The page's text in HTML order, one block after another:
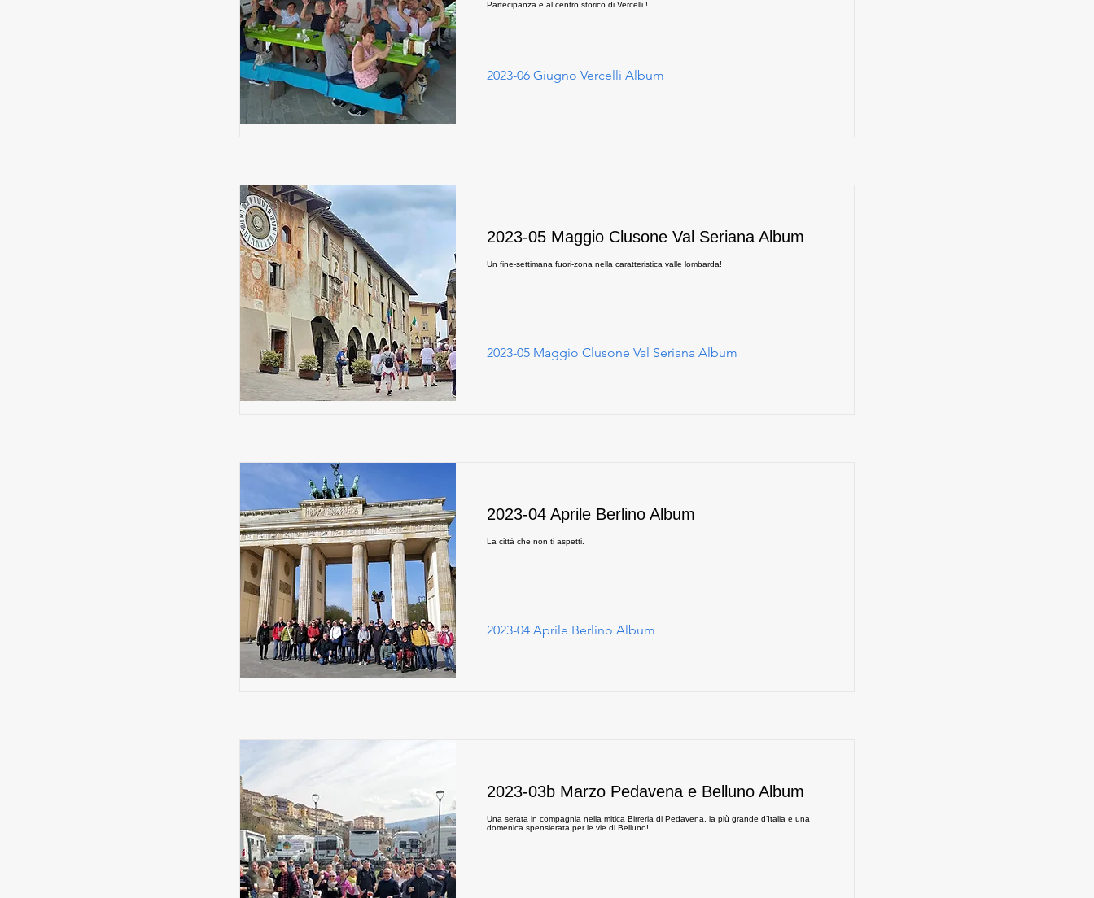
Partecipanza e al centro storico di Vercelli !
2023-06 Giugno Vercelli Album
2023-05 Maggio Clusone Val Seriana Album
Un fine-settimana fuori-zona nella caratteristica valle lombarda!
2023-05 Maggio Clusone Val Seriana Album
2023-04 Aprile Berlino Album
La città che non ti aspetti.
2023-04 Aprile Berlino Album
2023-03b Marzo Pedavena e Belluno Album
Una serata in compagnia nella mitica Birreria di Pedavena, la più grande d’Italia e una
domenica spensierata per le vie di Belluno!